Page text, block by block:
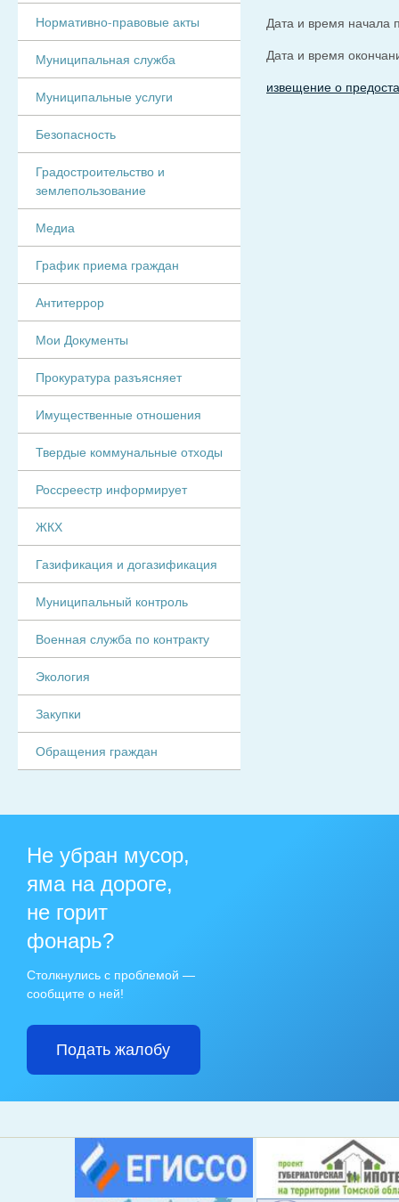
Дата и время начала
Дата и время
извещение о
Нормативно-правовые акты
Муниципальная служба
Муниципальные услуги
Безопасность
Градостроительство и
землепользование
Медиа
График приема граждан
Антитеррор
Мои Документы
Прокуратура разъясняет
Имущественные отношения
Твердые коммунальные отходы
Россреестр информирует
ЖКХ
Газификация и догазификация
Муниципальный контроль
Военная служба по контракту
Экология
Закупки
Обращения граждан
Не убран мусор,
яма на дороге,
не горит
фонарь?
Столкнулись с проблемой —
сообщите о ней!
Подать жалобу